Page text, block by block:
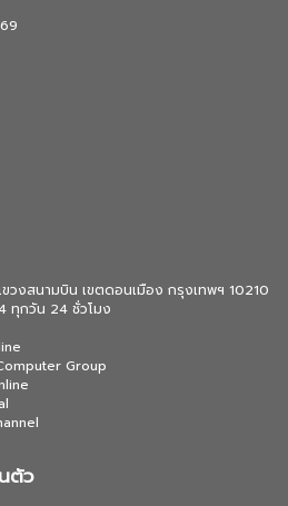
วงสนามบิน เขตดอนเมือง กรุงเทพฯ 10210
ทุกวัน 24 ชั่วโมง
Group
ตัว